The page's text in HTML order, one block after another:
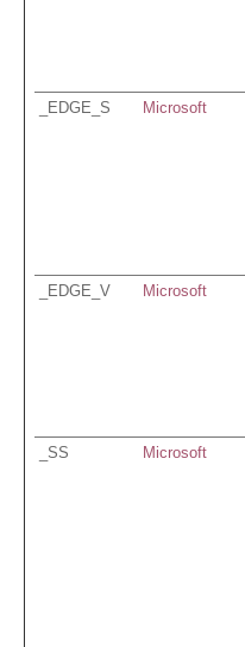
_EDGE_S Microsoft
_EDGE_V Microsoft
_SS Microsoft